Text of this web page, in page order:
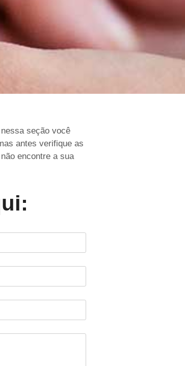
seção você
antes verifique as
encontre a sua